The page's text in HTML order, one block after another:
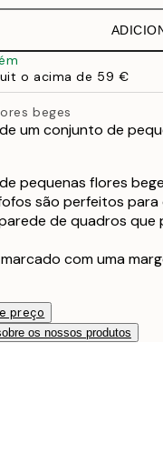
o acima de 59 €
beges
um conjunto de
pequenas flores
são perfeitos
de quadros
com uma
preço
os nossos produtos